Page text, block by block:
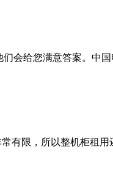
会给您满意答案。
有限，所以整机柜租